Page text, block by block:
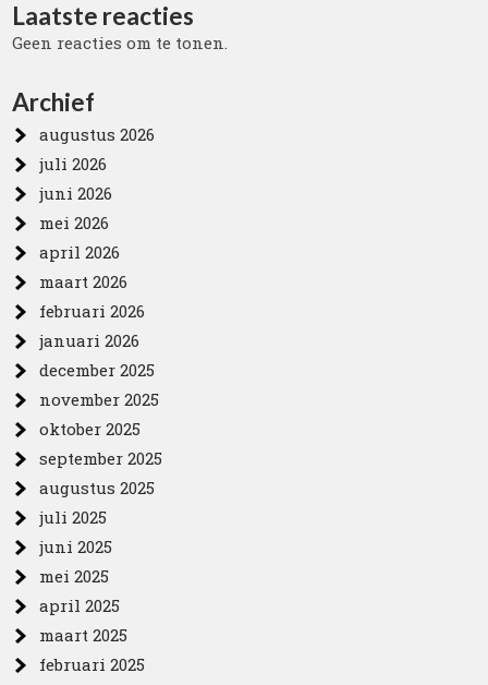
Laatste reacties
Geen reacties om te tonen.
Archief
augustus 2026
juli 2026
juni 2026
mei 2026
april 2026
maart 2026
februari 2026
januari 2026
december 2025
november 2025
oktober 2025
september 2025
augustus 2025
juli 2025
juni 2025
mei 2025
april 2025
maart 2025
februari 2025